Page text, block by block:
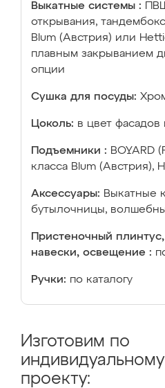
Выкатные системы :
открывания,
Blum (Австрия) или
плавным закрыванием
опции
Сушка для посуды:
Цоколь: в цвет фасадов
Подъемники : BOYARD
класса Blum (Австрия),
Аксессуары: Выкатные
бутылочницы,
Пристеночный
навески, освещение :
Ручки: по каталогу
Изготовим по
индивидуальному
проекту: